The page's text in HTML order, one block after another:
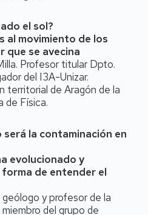
el sol?
al movimiento de los
que se avecina
Profesor titular Dpto.
del I3A-Unizar.
territorial de Aragón de la
de Física.
la contaminación en
evolucionado y
de entender el
y profesor de la
del grupo de